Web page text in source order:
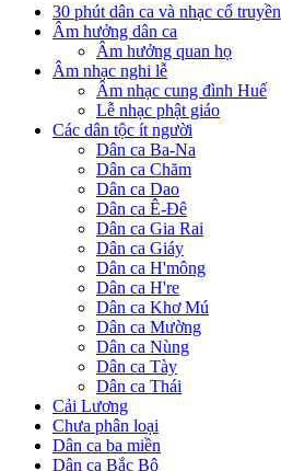
30 phút dân ca và nhạc cổ truyền
Âm hưởng dân ca
Âm hưởng quan họ
Âm nhạc nghi lễ
Âm nhạc cung đình Huế
Lễ nhạc phật giáo
Các dân tộc ít người
Dân ca Ba-Na
Dân ca Chăm
Dân ca Dao
Dân ca Ê-Đê
Dân ca Gia Rai
Dân ca Giáy
Dân ca H'mông
Dân ca H're
Dân ca Khơ Mú
Dân ca Mường
Dân ca Nùng
Dân ca Tày
Dân ca Thái
Cải Lương
Chưa phân loại
Dân ca ba miền
Dân ca Bắc Bộ